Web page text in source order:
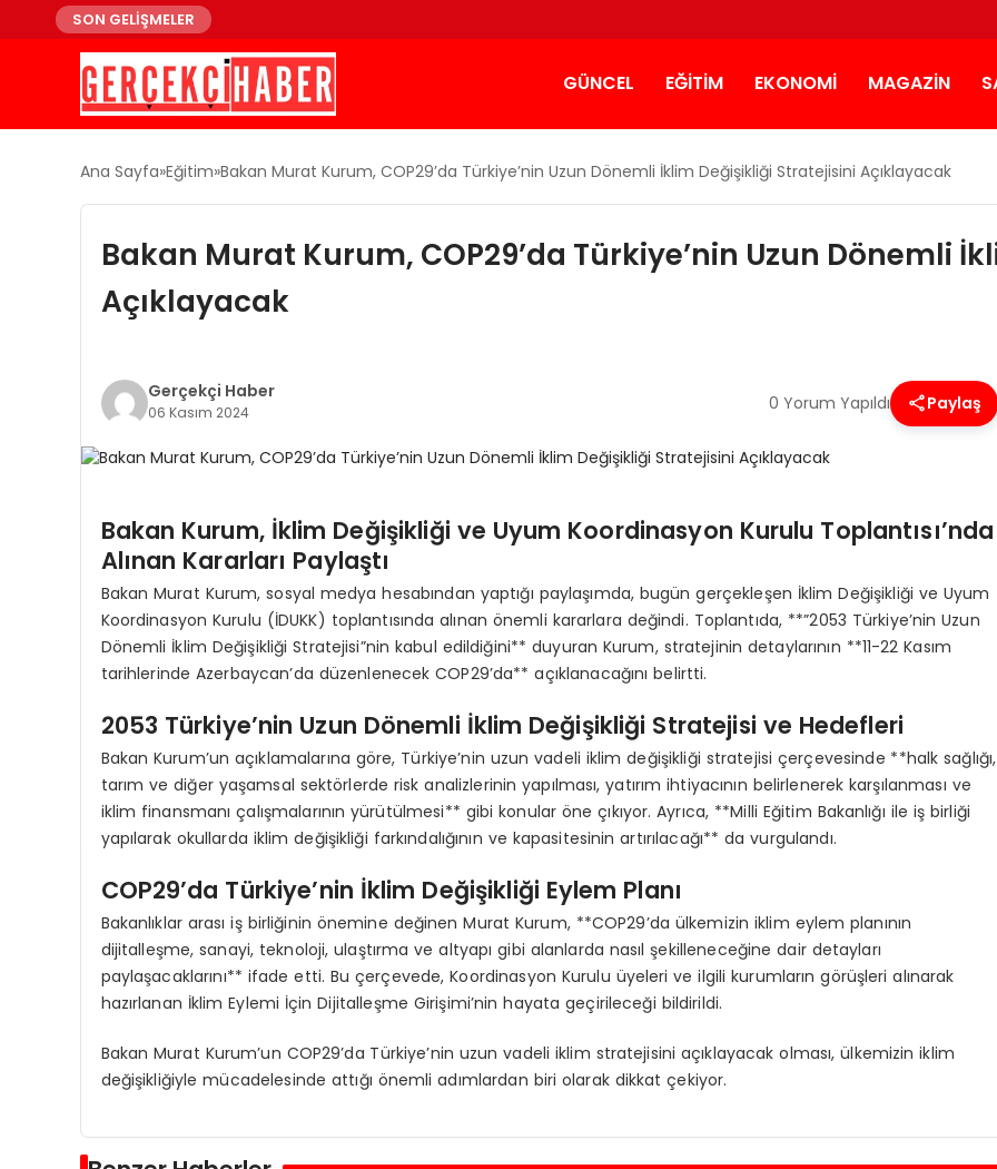
SON GELİŞMELER
GÜNCEL EĞITIM EKONOMI MAGAZIN
Ana Sayfa Eğitim Bakan Murat Kurum, COP29’da Türkiye’nin Uzun Dönemli İklim Değişikliği Stratejisini Açıklayacak
Bakan Murat Kurum, COP29’da Türkiye’nin Uzun Dönemli
Açıklayacak
Gerçekçi Haber
06 Kasım 2024 0 Yorum Yapıldı Paylaş
Bakan Kurum, İklim Değişikliği ve Uyum Koordinasyon Kurulu Toplantısı’nda
Alınan Kararları Paylaştı
Bakan Murat Kurum, sosyal medya hesabından yaptığı paylaşımda, bugün gerçekleşen İklim Değişikliği ve Uyum
Koordinasyon Kurulu (İDUKK) toplantısında alınan önemli kararlara değindi. Toplantıda, **”2053 Türkiye’nin Uzun
Dönemli İklim Değişikliği Stratejisi”nin kabul edildiğini** duyuran Kurum, stratejinin detaylarının **11-22 Kasım
tarihlerinde Azerbaycan’da düzenlenecek COP29’da** açıklanacağını belirtti.
2053 Türkiye’nin Uzun Dönemli İklim Değişikliği Stratejisi ve Hedefleri
Bakan Kurum’un açıklamalarına göre, Türkiye’nin uzun vadeli iklim değişikliği stratejisi çerçevesinde **halk sağlığı,
tarım ve diğer yaşamsal sektörlerde risk analizlerinin yapılması, yatırım ihtiyacının belirlenerek karşılanması ve
iklim finansmanı çalışmalarının yürütülmesi** gibi konular öne çıkıyor. Ayrıca, **Milli Eğitim Bakanlığı ile iş birliği
yapılarak okullarda iklim değişikliği farkındalığının ve kapasitesinin artırılacağı** da vurgulandı.
COP29’da Türkiye’nin İklim Değişikliği Eylem Planı
Bakanlıklar arası iş birliğinin önemine değinen Murat Kurum, **COP29’da ülkemizin iklim eylem planının
dijitalleşme, sanayi, teknoloji, ulaştırma ve altyapı gibi alanlarda nasıl şekilleneceğine dair detayları
paylaşacaklarını** ifade etti. Bu çerçevede, Koordinasyon Kurulu üyeleri ve ilgili kurumların görüşleri alınarak
hazırlanan İklim Eylemi İçin Dijitalleşme Girişimi’nin hayata geçirileceği bildirildi.
Bakan Murat Kurum’un COP29’da Türkiye’nin uzun vadeli iklim stratejisini açıklayacak olması, ülkemizin iklim
değişikliğiyle mücadelesinde attığı önemli adımlardan biri olarak dikkat çekiyor.